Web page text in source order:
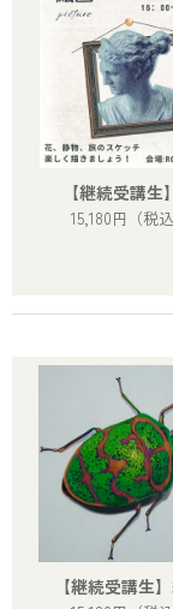
【継続受講生
15,180円 （税
【継続受講生